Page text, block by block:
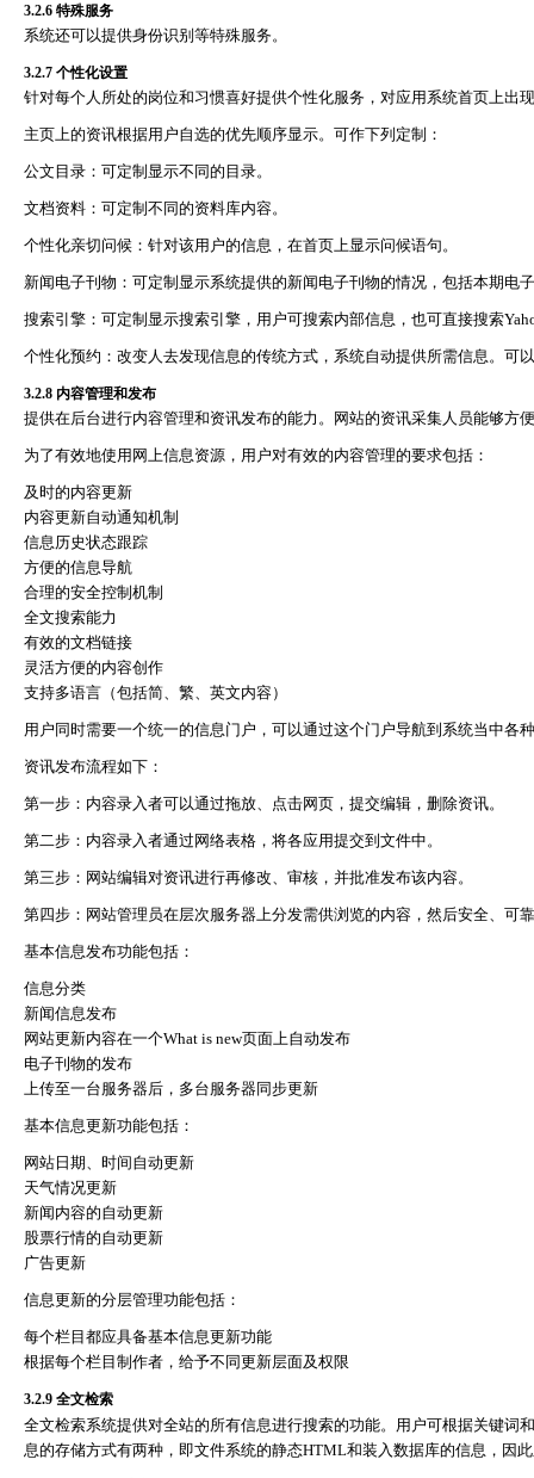
3.2.6 特殊服务
系统还可以提供身份识别等特殊服务。
3.2.7 个性化设置
针对每个人所处的岗位和习惯喜好提供个性化服务，对应用系统首页上出
主页上的资讯根据用户自选的优先顺序显示。可作下列定制：
公文目录：可定制显示不同的目录。
文档资料：可定制不同的资料库内容。
个性化亲切问候：针对该用户的信息，在首页上显示问候语句。
新闻电子刊物：可定制显示系统提供的新闻电子刊物的情况，包括本期电
搜索引擎：可定制显示搜索引擎，用户可搜索内部信息，也可直接搜索
个性化预约：改变人去发现信息的传统方式，系统自动提供所需信息。
3.2.8 内容管理和发布
提供在后台进行内容管理和资讯发布的能力。网站的资讯采集人员能够方
为了有效地使用网上信息资源，用户对有效的内容管理的要求包括：
及时的内容更新
内容更新自动通知机制
信息历史状态跟踪
方便的信息导航
合理的安全控制机制
全文搜索能力
有效的文档链接
灵活方便的内容创作
支持多语言（包括简、繁、英文内容）
用户同时需要一个统一的信息门户，可以通过这个门户导航到系统当中
资讯发布流程如下：
第一步：内容录入者可以通过拖放、点击网页，提交编辑，删除资讯。
第二步：内容录入者通过网络表格，将各应用提交到文件中。
第三步：网站编辑对资讯进行再修改、审核，并批准发布该内容。
第四步：网站管理员在层次服务器上分发需供浏览的内容，然后安全、可
基本信息发布功能包括：
信息分类
新闻信息发布
网站更新内容在一个What is new页面上自动发布
电子刊物的发布
上传至一台服务器后，多台服务器同步更新
基本信息更新功能包括：
网站日期、时间自动更新
天气情况更新
新闻内容的自动更新
股票行情的自动更新
广告更新
信息更新的分层管理功能包括：
每个栏目都应具备基本信息更新功能
根据每个栏目制作者，给予不同更新层面及权限
3.2.9 全文检索
全文检索系统提供对全站的所有信息进行搜索的功能。用户可根据关键词
息的存储方式有两种，即文件系统的静态HTML和装入数据库的信息，因